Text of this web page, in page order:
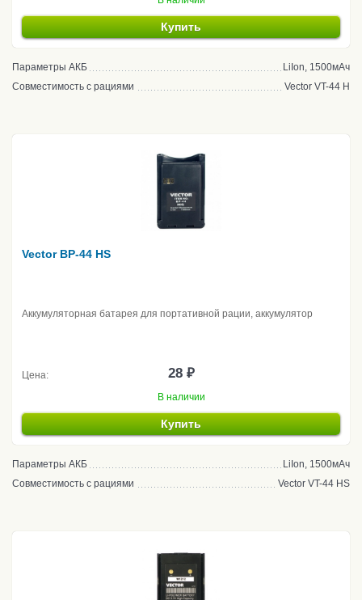
Купить
Параметры АКБ
LiIon, 1500мАч
Совместимость с рациями
Vector VT-44 H
Vector BP-44 HS
Аккумуляторная батарея для портативной рации, аккумулятор
Цена: 28 ₽
В наличии
Купить
Параметры АКБ
LiIon, 1500мАч
Совместимость с рациями
Vector VT-44 HS